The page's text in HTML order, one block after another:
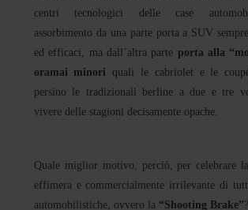
centri tecnologici delle case
assorbimento da una parte porta a SUV
ed efficaci, ma dall’altra parte porta alla
oramai minori quali le cabriolet e le
persino le tradizionali berline a due e tre
vivere delle stagioni decisamente opache.
Quale miglior motivo, perciò, per celebrare
effimera e commercialmente irrilevante di
automobilistiche, ovvero la “Shooting Brake”?